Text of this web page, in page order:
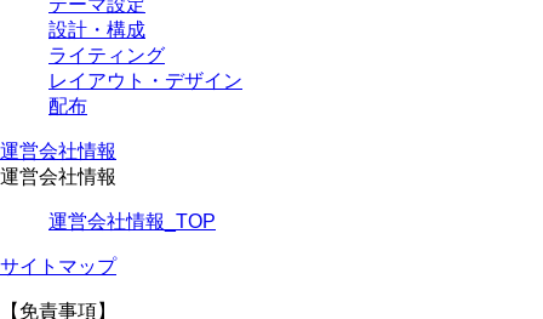
設計・構成
ライティング
レイアウト・デザイン
配布
運営会社情報
運営会社情報
運営会社情報_TOP
サイトマップ
【免責事項】